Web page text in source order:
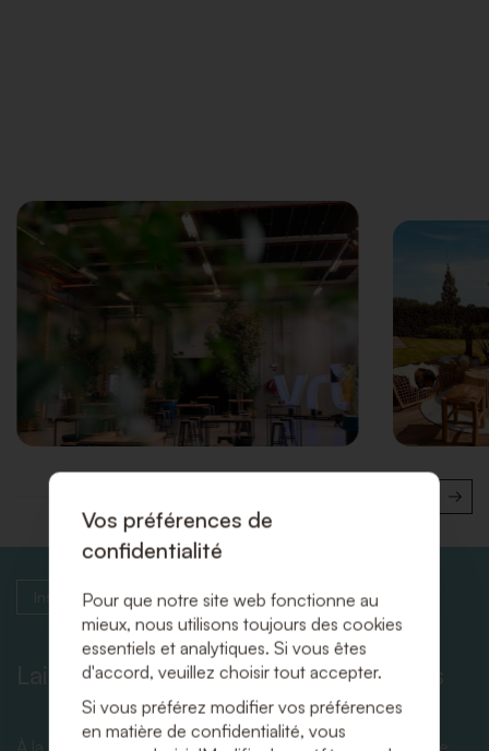
Inspiration
Laissez-vous inspirer par nos thèmes
Vos préférences de
confidentialité
Pour que notre site web fonctionne au
mieux, nous utilisons toujours des cookies
essentiels et analytiques. Si vous êtes
d'accord, veuillez choisir tout accepter.
Si vous préférez modifier vos préférences
en matière de confidentialité, vous